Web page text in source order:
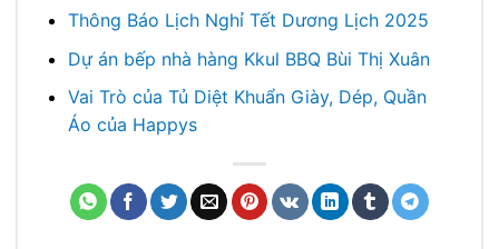
Thông Báo Lịch Nghỉ Tết Dương Lịch 2025
Dự án bếp nhà hàng Kkul BBQ Bùi Thị Xuân
Vai Trò của Tủ Diệt Khuẩn Giày, Dép, Quần
Áo của Happys